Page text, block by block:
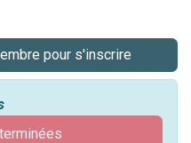
pour s'inscrire